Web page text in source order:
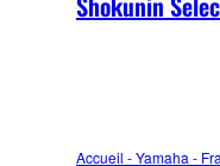
Accueil - Yamaha -